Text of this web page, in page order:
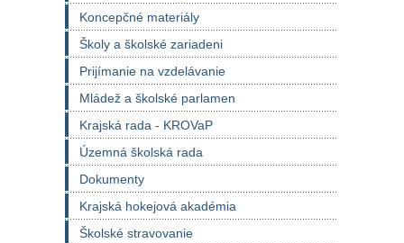
Koncepčné materiály
Školy a školské zariadeni
Prijímanie na vzdelávanie
Mládež a školské parlamen
Krajská rada - KROVaP
Územná školská rada
Dokumenty
Krajská hokejová akadémia
Školské stravovanie